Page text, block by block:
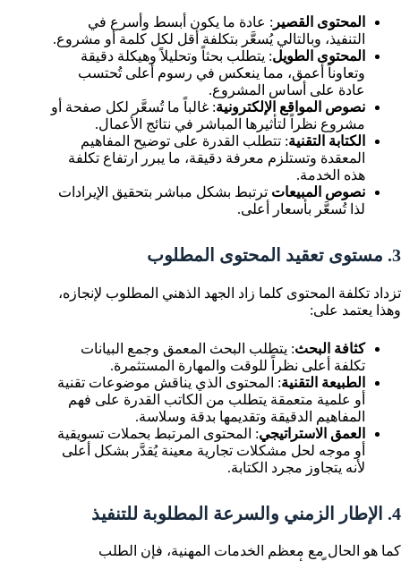
المحتوى القصير : عادة ما يكون أبسط وأسرع في
التنفيذ، وبالتالي يُسعَّر بتكلفة أقل لكل كلمة أو مشروع.
المحتوى الطويل: يتطلب بحثاً وتحليلاً وهيكلة دقيقة
وتعاوناً أعمق، مما ينعكس في رسوم أعلى تُحتسب
عادة على أساس المشروع.
نصوص المواقع الإلكترونية: غالباً ما تُسعَّر لكل صفحة أو
مشروع نظراً لتأثيرها المباشر في نتائج الأعمال.
الكتابة التقنية: تتطلب القدرة على توضيح المفاهيم
المعقدة وتستلزم معرفة دقيقة، ما يبرر ارتفاع تكلفة
هذه الخدمة.
نصوص المبيعات ترتبط بشكل مباشر بتحقيق الإيرادات
لذا تُسعَّر بأسعار أعلى.
3. مستوى تعقيد المحتوى المطلوب
تزداد تكلفة المحتوى كلما زاد الجهد الذهني المطلوب لإنجازه،
وهذا يعتمد على:
كثافة البحث: يتطلب البحث المعمق وجمع البيانات
تكلفة أعلى نظراً للوقت والمهارة المستثمرة.
الطبيعة التقنية: المحتوى الذي يناقش موضوعات تقنية
أو علمية متعمقة يتطلب من الكاتب القدرة على فهم
المفاهيم الدقيقة وتقديمها بدقة وسلاسة.
العمق الاستراتيجي: المحتوى المرتبط بحملات تسويقية
أو موجه لحل مشكلات تجارية معينة يُقدَّر بشكل أعلى
لأنه يتجاوز مجرد الكتابة.
4. الإطار الزمني والسرعة المطلوبة للتنفيذ
كما هو الحال مع معظم الخدمات المهنية، فإن الطلب